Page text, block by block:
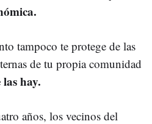
tampoco te protege de las
de tu propia comunidad
las hay.
años, los vecinos del